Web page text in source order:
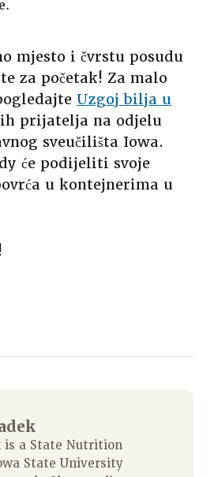
mjesto i čvrstu posudu
za početak! Za malo
Uzgoj bilja u
prijatelja na odjelu
sveučilišta Iowa.
će podijeliti svoje
u kontejnerima u
is a State Nutrition
State University